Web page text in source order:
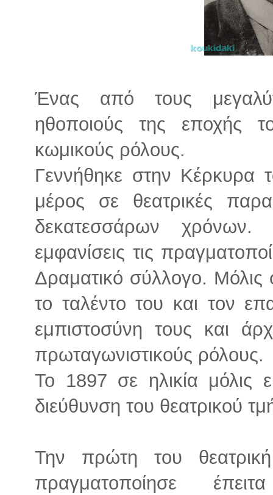
Ένας από τους
ηθοποιούς της εποχής
κωμικούς ρόλους.
Γεννήθηκε στην Κέρκυρα
μέρος σε θεατρικές
δεκατεσσάρων χρόνων.
εμφανίσεις τις
Δραματικό σύλλογο. Μόλις
το ταλέντο του και τον
εμπιστοσύνη τους και
πρωταγωνιστικούς ρόλους.
Το 1897 σε ηλικία μόλις
διεύθυνση του θεατρικού
Την πρώτη του
πραγματοποίησε